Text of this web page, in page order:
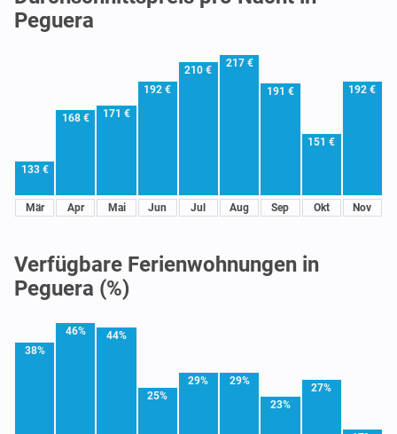
Peguera
133 €
Mär
168 €
Apr
171 €
Mai
192 €
Jun
210 €
Jul
217 €
Aug
191 €
Sep
151 €
Okt
192 €
Nov
Verfügbare Ferienwohnungen in
Peguera (%)
38%
46% 44%
25%
29%
29%
23%
27%